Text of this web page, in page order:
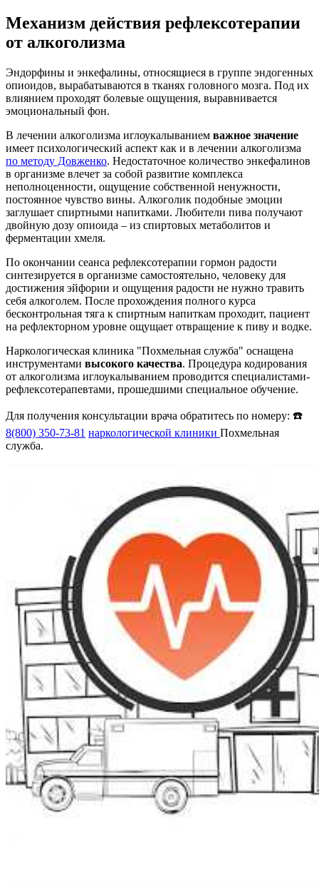
Механизм действия рефлексотерапии
от алкоголизма
Эндорфины и энкефалины, относящиеся в группе эндогенных
опиоидов, вырабатываются в тканях головного мозга. Под их
влиянием проходят болевые ощущения, выравнивается
эмоциональный фон.
В лечении алкоголизма иглоукалыванием важное значение
имеет психологический аспект как и в лечении алкоголизма
по методу Довженко. Недостаточное количество энкефалинов
в организме влечет за собой развитие комплекса
неполноценности, ощущение собственной ненужности,
постоянное чувство вины. Алкоголик подобные эмоции
заглушает спиртными напитками. Любители пива получают
двойную дозу опиоида – из спиртовых метаболитов и
ферментации хмеля.
По окончании сеанса рефлексотерапии гормон радости
синтезируется в организме самостоятельно, человеку для
достижения эйфории и ощущения радости не нужно травить
себя алкоголем. После прохождения полного курса
бесконтрольная тяга к спиртным напиткам проходит, пациент
на рефлекторном уровне ощущает отвращение к пиву и водке.
Наркологическая клиника "Похмельная служба" оснащена
инструментами высокого качества. Процедура кодирования
от алкоголизма иглоукалыванием проводится специалистами-
рефлексотерапевтами, прошедшими специальное обучение.
Для получения консультации врача обратитесь по номеру: ☎️
8(800) 350-73-81 наркологической клиники Похмельная
служба.